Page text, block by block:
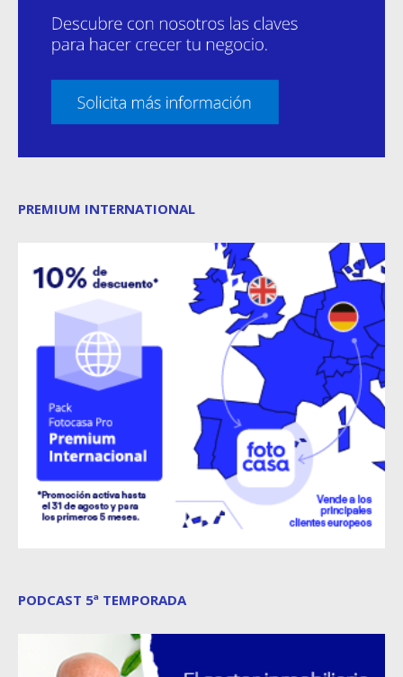
PREMIUM INTERNATIONAL
PODCAST 5ª TEMPORADA